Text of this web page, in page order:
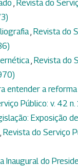
, Revista do
, Revista do
, Revista do
entender a
Público: v. 42
Exposição
, Revista do Serviço
Inaugural do